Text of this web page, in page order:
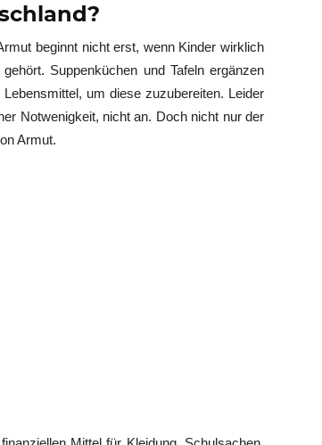
beginnt nicht erst, wenn Kinder wirklich
Suppenküchen und Tafeln ergänzen
um diese zuzubereiten. Leider
Notwenigkeit, nicht an. Doch nicht nur der
Armut.